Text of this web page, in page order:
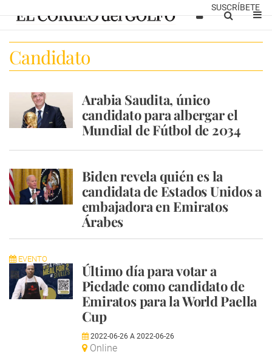
SUSCRÍBETE
Candidato
Arabia Saudita, único
candidato para albergar el
Mundial de Fútbol de 2034
Biden revela quién es la
candidata de Estados Unidos a
embajadora en Emiratos
Árabes
EVENTO
Último día para votar a
Piedade como candidato de
Emiratos para la World Paella
Cup
2022-06-26 A 2022-06-26
Online